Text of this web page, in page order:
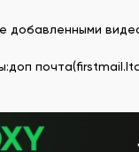
добавленными